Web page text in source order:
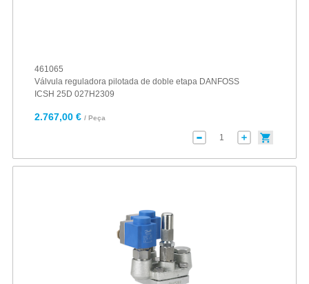
461065
Válvula reguladora pilotada de doble etapa DANFOSS
ICSH 25D 027H2309
2.767,00 € / Peça